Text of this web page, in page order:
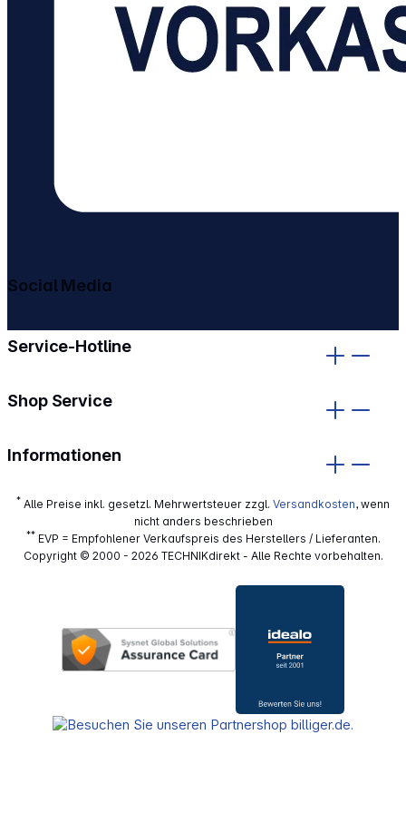
Service-Hotline
Shop Service
Informationen
Social Media
* Alle Preise inkl. gesetzl. Mehrwertsteuer zzgl. Versandkosten, wenn
nicht anders beschrieben
**EVP = Empfohlener Verkaufspreis des Herstellers / Lieferanten.
Copyright © 2000 - 2026 TECHNIKdirekt - Alle Rechte vorbehalten.